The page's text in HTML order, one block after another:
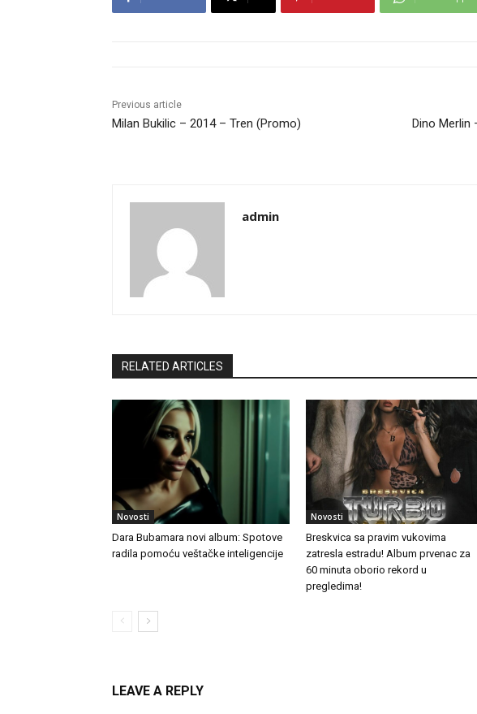
Previous article
Milan Bukilic – 2014 – Tren (Promo)
Dino Merlin
admin
RELATED ARTICLES
Novosti
Dara Bubamara novi album: Spotove
radila pomoću veštačke inteligencije
Novosti
Breskvica sa pravim vukovima
zatresla estradu! Album prvenac za
60 minuta oborio rekord u
pregledima!
LEAVE A REPLY